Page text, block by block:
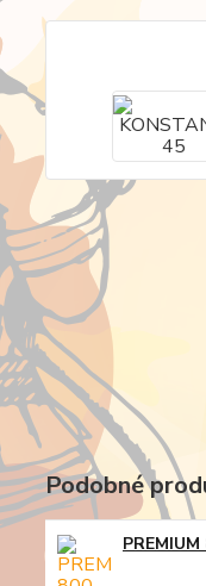
Podobné
PREMIUM